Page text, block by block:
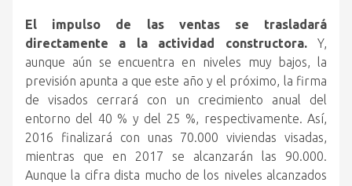
El impulso de las ventas se trasladará
directamente a la actividad constructora.Y,
aunque aún se encuentra en niveles muy bajos, la
previsión apunta a que este año y el próximo, la firma
de visados cerrará con un crecimiento anual del
entorno del 40 % y del 25 %, respectivamente. Así,
2016 finalizará con unas 70.000 viviendas visadas,
mientras que en 2017 se alcanzarán las 90.000.
Aunque la cifra dista mucho de los niveles alcanzados